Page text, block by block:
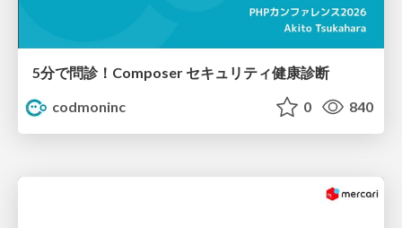
5分で問診！Composer セキュリティ健康診断
codmoninc
0 840